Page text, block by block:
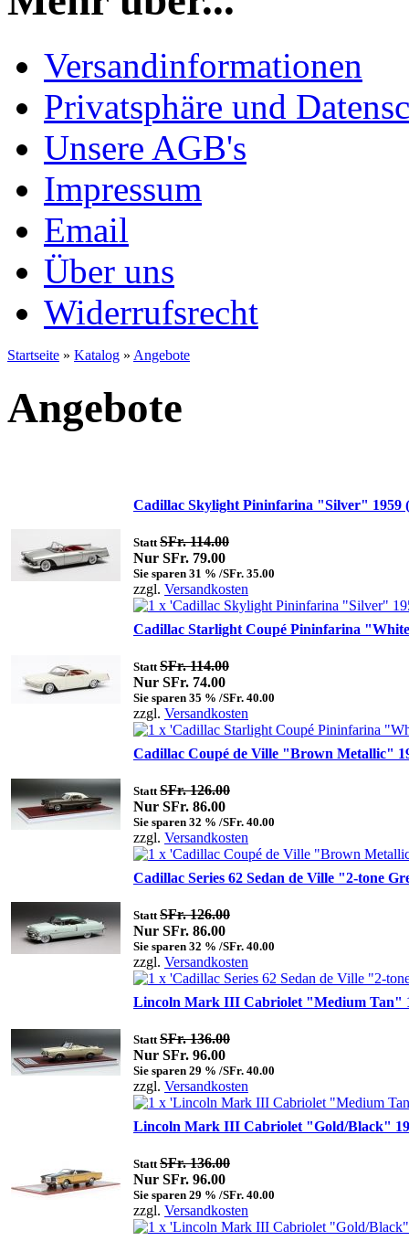
Versandinformationen
Privatsphäre und
Unsere AGB's
Impressum
Email
Über uns
Widerrufsrecht
Startseite » Katalog » Angebote
Angebote
Cadillac Skylight Pininfarina "Silver" 1959
Statt SFr. 114.00
Nur SFr. 79.00
Sie sparen 31 % /SFr. 35.00
zzgl. Versandkosten
Cadillac Starlight Coupé Pininfarina
Statt SFr. 114.00
Nur SFr. 74.00
Sie sparen 35 % /SFr. 40.00
zzgl. Versandkosten
Cadillac Coupé de Ville "Brown Metallic"
Statt SFr. 126.00
Nur SFr. 86.00
Sie sparen 32 % /SFr. 40.00
zzgl. Versandkosten
Cadillac Series 62 Sedan de Ville "2-tone
Statt SFr. 126.00
Nur SFr. 86.00
Sie sparen 32 % /SFr. 40.00
zzgl. Versandkosten
Lincoln Mark III Cabriolet "Medium Tan"
Statt SFr. 136.00
Nur SFr. 96.00
Sie sparen 29 % /SFr. 40.00
zzgl. Versandkosten
Lincoln Mark III Cabriolet "Gold/Black"
Statt SFr. 136.00
Nur SFr. 96.00
Sie sparen 29 % /SFr. 40.00
zzgl. Versandkosten